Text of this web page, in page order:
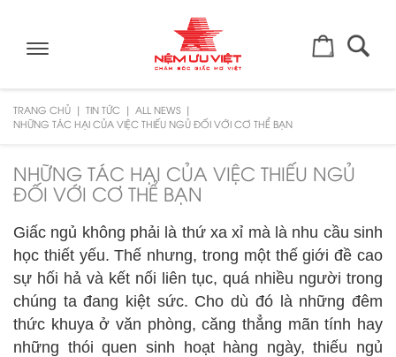
Toggle
TRANG CHỦ TIN TỨC
ALL NEWS
NHỮNG TÁC HẠI CỦA VIỆC THIẾU NGỦ ĐỐI VỚI CƠ THỂ BẠN
NHỮNG TÁC HẠI CỦA VIỆC THIẾU NGỦ
ĐỐI VỚI CƠ THỂ BẠN
Giấc ngủ không phải là thứ xa xỉ mà là nhu cầu sinh
học thiết yếu. Thế nhưng, trong một thế giới đề cao
sự hối hả và kết nối liên tục, quá nhiều người trong
chúng ta đang kiệt sức. Cho dù đó là những đêm
thức khuya ở văn phòng, căng thẳng mãn tính hay
những thói quen sinh hoạt hàng ngày, thiếu ngủ